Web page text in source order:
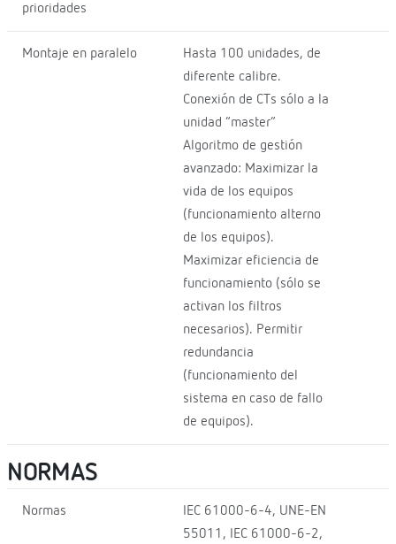
prioridades
Montaje en paralelo
Hasta 100 unidades, de
diferente calibre.
Conexión de CTs sólo a la
unidad “master”
Algoritmo de gestión
avanzado: Maximizar la
vida de los equipos
(funcionamiento alterno
de los equipos).
Maximizar eficiencia de
funcionamiento (sólo se
activan los filtros
necesarios). Permitir
redundancia
(funcionamiento del
sistema en caso de fallo
de equipos).
NORMAS
Normas
IEC 61000-6-4, UNE-EN
55011, IEC 61000-6-2,